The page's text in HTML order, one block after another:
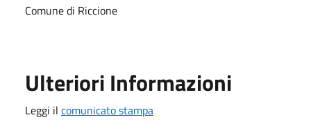
Comune di Riccione
Ulteriori Informazioni
Leggi il comunicato stampa